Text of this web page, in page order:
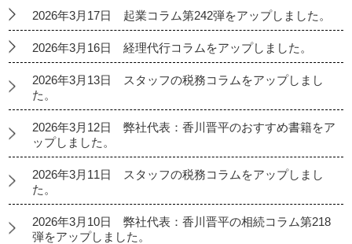
2026年3月17日 起業コラム第242弾をアップしました。
2026年3月16日 経理代行コラムをアップしました。
2026年3月13日 スタッフの税務コラムをアップしまし
た。
2026年3月12日 弊社代表：香川晋平のおすすめ書籍をア
ップしました。
2026年3月11日 スタッフの税務コラムをアップしまし
た。
2026年3月10日 弊社代表：香川晋平の相続コラム第218
弾をアップしました。